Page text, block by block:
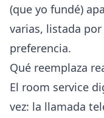
(que yo fundé)
varias, listada
preferencia.
Qué reemplaza
El room service
vez: la llamada